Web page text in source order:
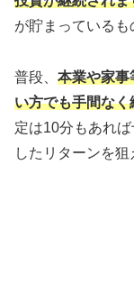
が貯まっているも
普段、 本業や家事
い方でも手間な
定は10分もあれ
したリターンを狙